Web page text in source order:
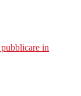
in